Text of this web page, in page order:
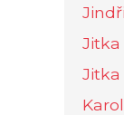
Jitka
Jitka